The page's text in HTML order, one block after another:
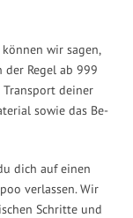
wir sagen,
der Regel ab 999
deiner
sowie das Be-
dich auf einen
verlassen. Wir
Schritte und